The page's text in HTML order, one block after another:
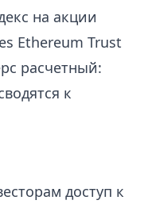
на акции
Ethereum Trust
расчетный:
к
доступ к